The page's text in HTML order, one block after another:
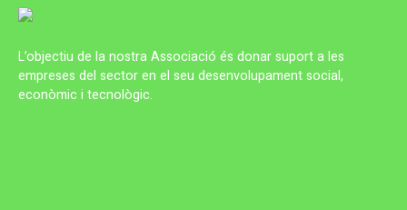
L’objectiu de la nostra Associació és donar suport a les
empreses del sector en el seu desenvolupament social,
econòmic i tecnològic.